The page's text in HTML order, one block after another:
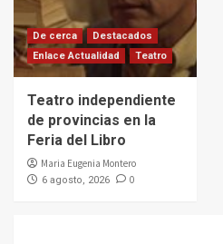
De cerca
Destacados
Enlace Actualidad
Teatro
Teatro independiente
de provincias en la
Feria del Libro
Maria Eugenia Montero
6 agosto, 2026 0